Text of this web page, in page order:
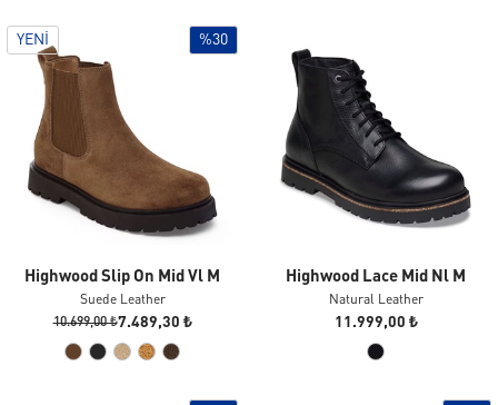
YENI %30
Highwood Slip On Mid Vl M
Suede Leather
10.699,00 ₺7.489,30 ₺
Highwood Lace Mid Nl M
Natural Leather
11.999,00 ₺